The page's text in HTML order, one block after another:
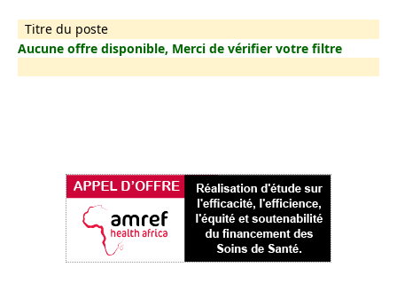
Titre du poste
Aucune offre disponible, Merci de vérifier votre filtre